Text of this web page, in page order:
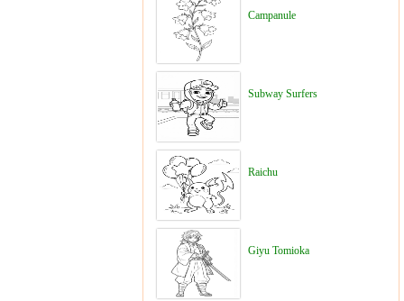
Campanule
Subway Surfers
Raichu
Giyu Tomioka